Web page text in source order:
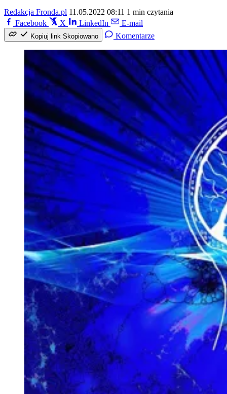
Redakcja Fronda.pl 11.05.2022 08:11 1 min czytania
Facebook
X LinkedIn E-mail
Kopiuj link Skopiowano Komentarze